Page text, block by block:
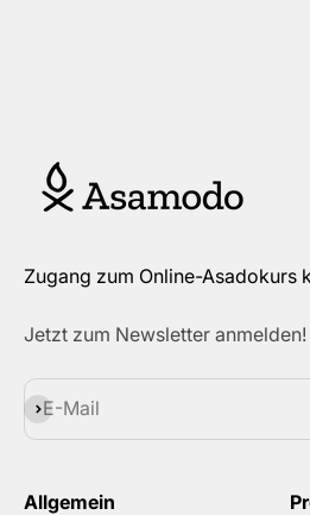
Zugang zum Online-Asadokurs
Jetzt zum Newsletter anmelden!
E-Mail
Abonnieren
Allgemein